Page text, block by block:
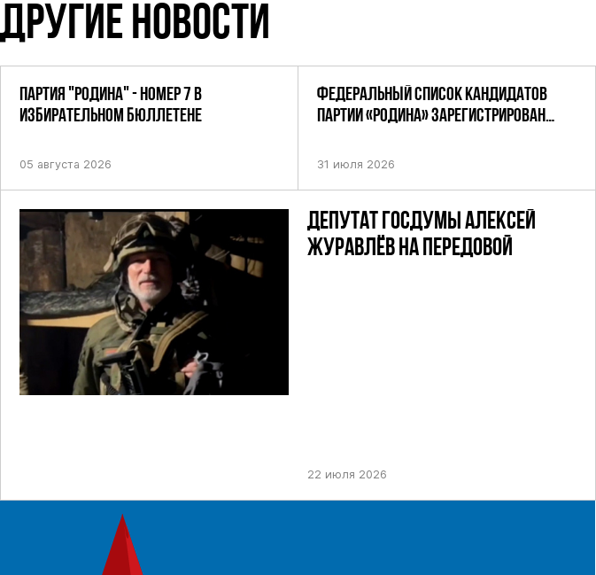
ДРУГИЕ НОВОСТИ
ПАРТИЯ "РОДИНА" - НОМЕР 7 В
ИЗБИРАТЕЛЬНОМ БЮЛЛЕТЕНЕ
05 августа 2026
ФЕДЕРАЛЬНЫЙ СПИСОК КАНДИДАТОВ
ПАРТИИ «РОДИНА» ЗАРЕГИСТРИРОВАН
31 июля 2026
ДЕПУТАТ ГОСДУМЫ АЛЕКСЕЙ
ЖУРАВЛЁВ НА ПЕРЕДОВОЙ
22 июля 2026